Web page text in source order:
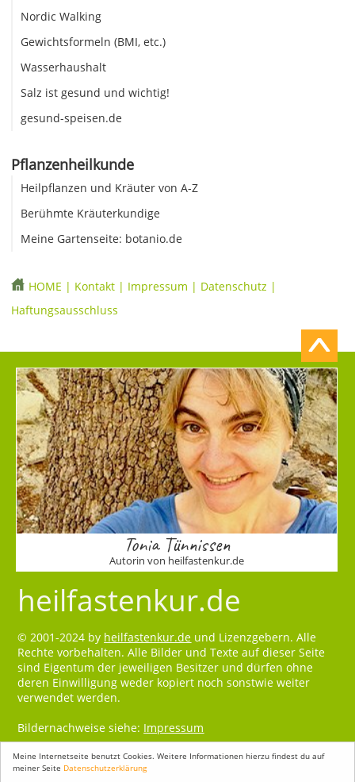
Meine Internetseite benutzt Cookies. Weitere Informationen hierzu findest du auf
meiner Seite Datenschutzerklärung
Nordic Walking
Gewichtsformeln (BMI, etc.)
Wasserhaushalt
Salz ist gesund und wichtig!
gesund-speisen.de
Pflanzenheilkunde
Heilpflanzen und Kräuter von A-Z
Berühmte Kräuterkundige
Meine Gartenseite: botanio.de
HOME | Kontakt | Impressum | Datenschutz |
Haftungsausschluss
Tonia Tünnissen
Autorin von heilfastenkur.de
heilfastenkur.de
© 2001-2024 by heilfastenkur.de und Lizenzgebern. Alle
Rechte vorbehalten. Alle Bilder und Texte auf dieser Seite
sind Eigentum der jeweiligen Besitzer und dürfen ohne
deren Einwilligung weder kopiert noch sonstwie weiter
verwendet werden.
Bildernachweise siehe: Impressum